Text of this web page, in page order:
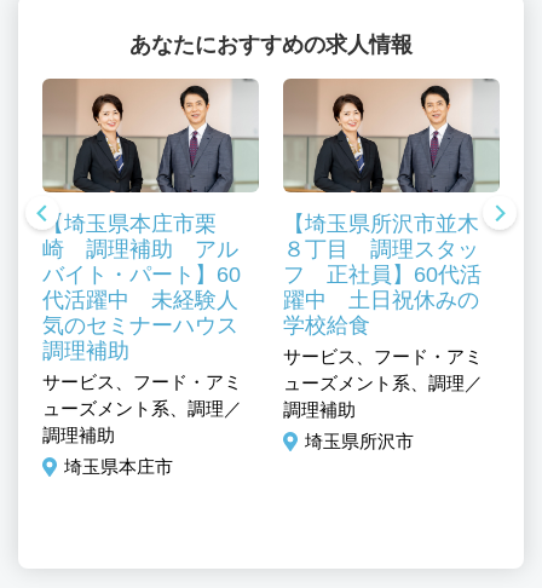
あなたにおすすめの求人情報
【埼玉県本庄市栗
崎 調理補助 アル
バイト・パート】60
代活躍中 未経験人
気のセミナーハウス
調理補助
サービス、フード・アミ
ューズメント系、調理／
調理補助
埼玉県本庄市
【埼玉県所沢市並木
８丁目 調理スタッ
フ 正社員】60代活
躍中 土日祝休みの
学校給食
サービス、フード・アミ
ューズメント系、調理／
調理補助
埼玉県所沢市